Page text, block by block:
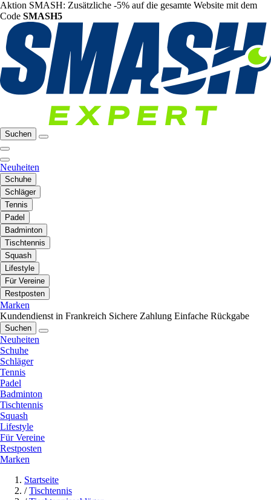
Aktion SMASH: Zusätzliche -5% auf die gesamte Website mit dem
Code SMASH5
Suchen
Neuheiten
Schuhe
Schläger
Tennis
Padel
Badminton
Tischtennis
Squash
Lifestyle
Für Vereine
Restposten
Marken
Kundendienst in Frankreich Sichere Zahlung Einfache Rückgabe
Suchen
Neuheiten
Schuhe
Schläger
Tennis
Padel
Badminton
Tischtennis
Squash
Lifestyle
Für Vereine
Restposten
Marken
Startseite
/ Tischtennis